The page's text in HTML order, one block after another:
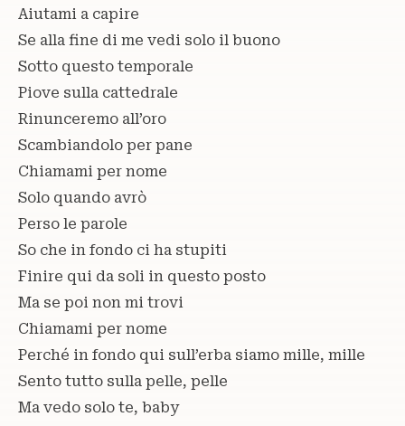
Aiutami a capire
Se alla fine di me vedi solo il buono
Sotto questo temporale
Piove sulla cattedrale
Rinunceremo all’oro
Scambiandolo per pane
Chiamami per nome
Solo quando avrò
Perso le parole
So che in fondo ci ha stupiti
Finire qui da soli in questo posto
Ma se poi non mi trovi
Chiamami per nome
Perché in fondo qui sull’erba siamo mille, mille
Sento tutto sulla pelle, pelle
Ma vedo solo te, baby